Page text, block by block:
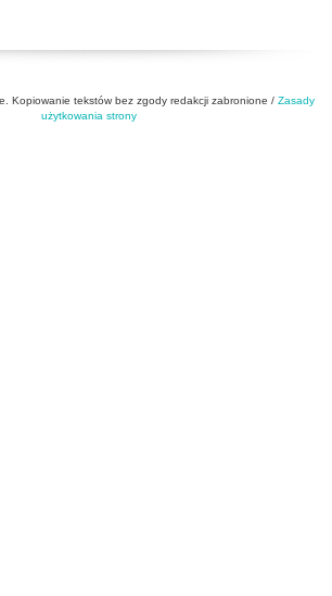
Kopiowanie tekstów bez zgody redakcji zabronione / Zasady
użytkowania strony